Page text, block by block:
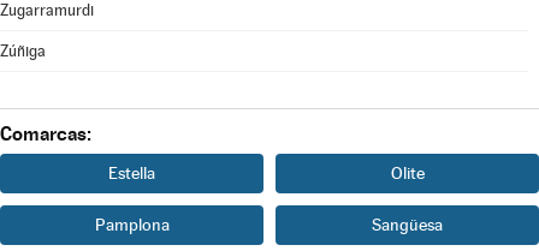
Zugarramurdi
Zúñiga
Comarcas:
Estella Olite
Pamplona Sangüesa